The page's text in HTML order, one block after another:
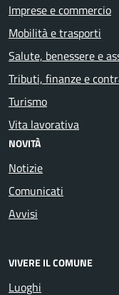
Imprese e commercio
Mobilità e trasporti
Salute, benessere e
Tributi, finanze e
Turismo
Vita lavorativa
NOVITÀ
Notizie
Comunicati
Avvisi
VIVERE IL COMUNE
Luoghi